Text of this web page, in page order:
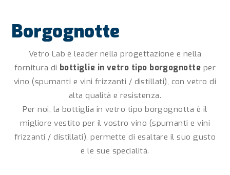
Borgognotte
Vetro Lab è leader nella progettazione e nella
fornitura di bottiglie in vetro tipo borgognotte per
vino (spumanti e vini frizzanti / distillati), con vetro di
alta qualità e resistenza.
Per noi, la bottiglia in vetro tipo borgognotta è il
migliore vestito per il vostro vino (spumanti e vini
frizzanti / distillati), permette di esaltare il suo gusto
e le sue specialità.